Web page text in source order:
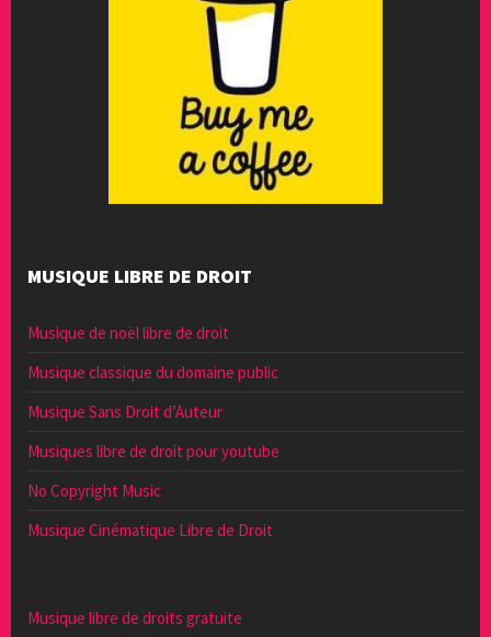
MUSIQUE LIBRE DE DROIT
Musique de noël libre de droit
Musique classique du domaine public
Musique Sans Droit d’Auteur
Musiques libre de droit pour youtube
No Copyright Music
Musique Cinématique Libre de Droit
Musique libre de droits gratuite